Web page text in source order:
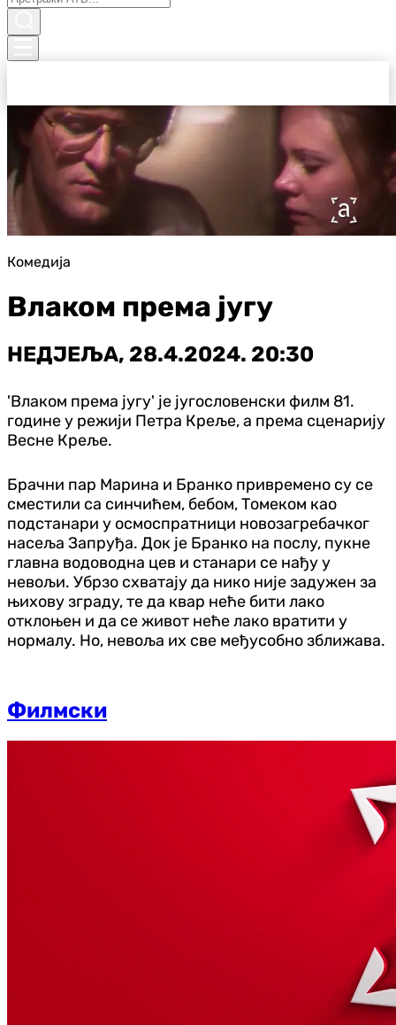
Комедија
Влаком према југу
НЕДЈЕЉА, 28.4.2024. 20:30
'Влаком према југу' је југословенски филм 81.
године у режији Петра Креље, а према сценарију
Весне Креље.
Брачни пар Марина и Бранко привремено су се
сместили са синчићем, бебом, Томеком као
подстанари у осмоспратници новозагребачког
насеља Запруђа. Док је Бранко на послу, пукне
главна водоводна цев и станари се нађу у
невољи. Убрзо схватају да нико није задужен за
њихову зграду, те да квар неће бити лако
отклоњен и да се живот неће лако вратити у
нормалу. Но, невоља их све међусобно зближава.
Филмски